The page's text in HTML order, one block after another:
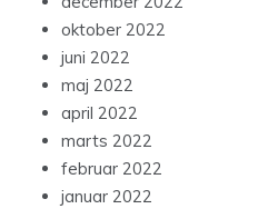
oktober 2022
juni 2022
maj 2022
april 2022
marts 2022
februar 2022
januar 2022